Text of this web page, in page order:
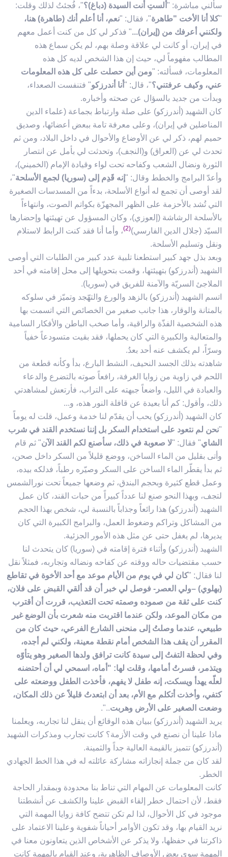
سألني مباشرة: " ألستِ أنت السيدة (دباغ)؟"، فُجئتُ لذلك وقلت:
"كلا أنا الأخت "طاهرة"، فقال: "نعم، أنا أعلم أنك (طاهرة) هنا،
ولكنني أعرفك من (إيران)..." فذكر لي كل من كنت أعمل معهم
في إيران، أو كانت لي علاقة وصلة بهم، لم يكن سماع هذه
المطالب مفهوماً لي، حيث إن هذا الشخص لديه كل هذه
المعلومات، فسألته: "ومن أين حصلت على كل هذه المعلومات
عني، وكيف عرفتني؟"، قال: " أنا أندرزكو" فتنفست الصعداء،
وبدأت من جديد بالسؤال عن صحته وأخباره.
كان الشهيد (أندرزكو) على صلة وارتباط بجماعة (علماء الدين
المناضلين في إيران)، وعلى معرفة تامة ببعض أعضائها، وصديق
حميم لهم، ذكر لي عن الأوضاع والأحوال في داخل البلاد، ومن ثم
تحدث لي عن (العراق) و(النجف)، وتحدثت لي بأمل عن انتصار
الثورة ونضال الشعب وكفاحه تحت لواء وقيادة الإمام (الخميني)،
وأعدّ البرامج والخطط وقال: " إنه قَدِم إلى (سوريا) لجمع الأسلحة"،
لقد أوصى أن تجمع له أنواع الأسلحة، بدءاً من المسدسات الصغيرة
التي تُشد بالأحزمة على الظهر المجهزّة بكواتم الصوت، وانتهاءاً
بالأسلحة الرشاشة (إلعوزي)، وكان المسؤول عن تهيئتها وإحضارها
السيّد (جلال الدين الفارسي)(2)
، وأما أنا فقد كنت الرابط لاستلام
ونقل وتسليم الأسلحة.
وبعد بذل جهد كبير استطعنا تلبية عدد كبير من الطلبات التي أوصى
الشهيد (أندرزكو) بتهيئتها، وقمت بتحويلها إلى محل إقامته في أحد
الملاجئ السريّة والآمنة للفريق في (سوريا).
اتسم الشهيد (أندرزكو) بالزهد والورع والتهّجد وتميّز في سلوكه
بالمتانة والوقار، هذا جانب صغير من الخصائص التي اتسمت بها
هذه الشخصية الفذّة والراقية، وأما صخب الباطن والأفكار السامية
والمتعالية والكبيرة التي كان يحملها، فقد بقيت متسودعاً خفياً
وسرّاً، لم يكشف عنه أحد بعدُ.
شاهدته بذلك الجسد النحيف، النشط البارع، بدأ وكأنه قطعة من
اللحم في زاوية من زوايا الغرفة، رافعاً صوته بالتضرع والدعاء
والعبادة في الليل، واضعاً جبهته على التراب، فأرتعش لمشاهدتي
ذلك، وأقول: كم أنا بعيدة عن قافلة النور هذه، و...
كان الشهيد (أندرزكو) يحب أن يقدّم لنا خدمة وعمل، قلت له يوماً
"نحن لم نتعود على استخدام السكر بل إننا نستخدم القند في شرب
الشاي" فقال: "لا صعوبة في ذلك، سأصنع لكم القند الآن" ثم قام
وأتى بقليل من الماء الساخن، ووضع قليلاً من السكر داخل صحن،
ثم بدأ يقطّر الماء الساخن على السكر وصيّره رطباً، فدلكه بيده،
وعمل قطع كثيرة وبحجم البندق، ثم وضعها جميعاً تحت نورالشمس
لتجف، وبهذا النحو صنع لنا عدداً كبيراً من حبات القند، كان عمل
الشهيد (أندرزكو) هذا رائعاً وجذاباً بالنسبة لي، شخص بهذا الحجم
من المشاكل وتراكم وضغوط العمل، والبرامج الكبيرة التي كان
يديرها، لم يغفل حتى عن مثل هذه الأمور الجزئية.
الشهيد (أندرزكو) وأثناء فترة إقامته في (سوريا) كان يتحدث لنا
حسب مقتضيات حاله ووقته عن كفاحه ونضاله وتجاربه، فمثلاً نقل
لنا فقال: "كان لي في يوم من الأيام موعد مع أحد الأخوة في تقاطع
(بهلوي) –ولي العصر- فوصل لي خبر أن قد ألقي القبض على فلان،
كنت على ثقة من صموده وصمته تحت التعذيب، قررت أن أقترب
من مكان الموعد، ولكن عندما اقتربت منه شعرت بأن الوضع غير
طبيعي، عندما وصلتُ إلى منحنى الشارع الفرعي، حيث كان من
المقرر أن يقف هذا الشخص أمام نقطة معينة، ولكني لم أجده،
وفي لحظة التفتُ إلى سيدة كانت ترافق ولدها الصغير وهو يتأوّه
ويتذمر، فسرتُ أمامها، وقلت لها: "أماه، اسمحي لي أن أحتضنه
لعلّه يهدأ ويسكت، إنه طفل لا يفهم، فأخذت الطفل ووضعته على
كتفي، وأخذت أتكلم مع الأم، بعد أن ابتعدتُ قليلاً عن ذلك المكان،
وضعت الصغير على الأرض وهربت..".
يريد الشهيد (أندرزكو) ببيان هذه الوقائع أن ينقل لنا تجاربه، ويعلمنا
ماذا علينا أن نصنع في وقت الأزمة؟ كانت تجارب ومذكرات الشهيد
(أندرزكو) تتميز بالقيمة العالية جداً والثمينة.
لقد كان من جملة إنجازاته مشاركة عائلته له في هذا الخط الجهادي
الخطر.
كانت المعلومات عن المهام التي تناط بنا محدودة وبمقدار الحاجة
فقط، لأن احتمال خطر إلقاء القبض علينا والكشف عن أنشطتنا
موجود في كل الأحوال، لذا لم تكن تتضح كافة زوايا المهمة التي
نريد القيام بها، وقد تكون الأوامر أحياناً شفوية وعلينا الاعتماد على
ذاكرتنا في حفظها، ولا يذكر عن الأشخاص الذين يتعاونون معنا في
المهمة سوى بعض الأوصاف الظاهرية، وعند القيام بالمهمة كانت